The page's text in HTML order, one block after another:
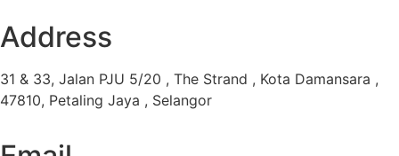
Address
31 & 33, Jalan PJU 5/20 , The Strand , Kota Damansara ,
47810, Petaling Jaya , Selangor